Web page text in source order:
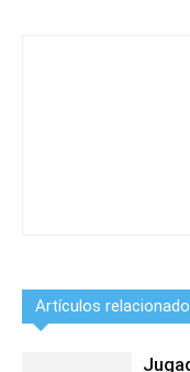
Artículos